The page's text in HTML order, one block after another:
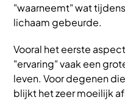
"waarneemt" wat
lichaam gebeurde.
Vooral het eerste
"ervaring" vaak een
leven. Voor degenen
blijkt het zeer moeilijk